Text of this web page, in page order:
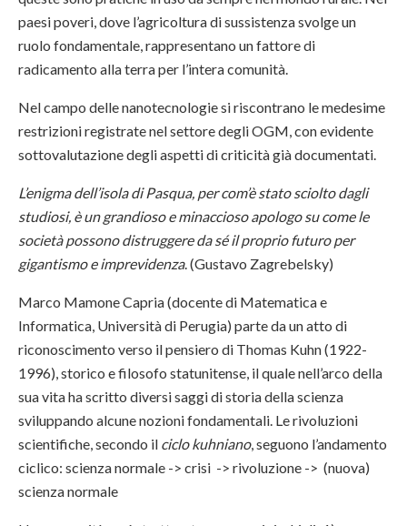
paesi poveri, dove l’agricoltura di sussistenza svolge un
ruolo fondamentale, rappresentano un fattore di
radicamento alla terra per l’intera comunità.
Nel campo delle nanotecnologie si riscontrano le medesime
restrizioni registrate nel settore degli OGM, con evidente
sottovalutazione degli aspetti di criticità già documentati.
L’enigma dell’isola di Pasqua, per com’è stato sciolto dagli
studiosi, è un grandioso e minaccioso apologo su come le
società possono distruggere da sé il proprio futuro per
gigantismo e imprevidenza. (Gustavo Zagrebelsky)
Marco Mamone Capria (docente di Matematica e
Informatica, Università di Perugia) parte da un atto di
riconoscimento verso il pensiero di Thomas Kuhn (1922-
1996), storico e filosofo statunitense, il quale nell’arco della
sua vita ha scritto diversi saggi di storia della scienza
sviluppando alcune nozioni fondamentali. Le rivoluzioni
scientifiche, secondo il ciclo kuhniano, seguono l’andamento
ciclico: scienza normale -> crisi -> rivoluzione -> (nuova)
scienza normale